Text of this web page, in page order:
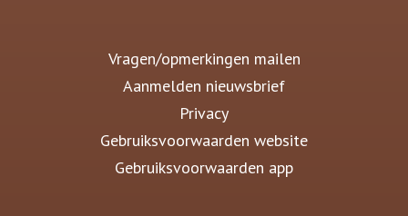
Vragen/opmerkingen mailen
Aanmelden nieuwsbrief
Privacy
Gebruiksvoorwaarden website
Gebruiksvoorwaarden app